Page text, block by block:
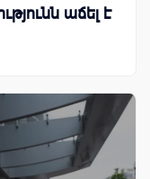
աճել է